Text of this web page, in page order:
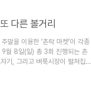
다른 볼거리
말을 이용한 ‘촌락 마켓’이 각종
월 8일(일) 총 3회 진행되는 촌
기, 그리고 벼룩시장이 펼쳐집니
디오’ 생방송이 있습니다. 8/31